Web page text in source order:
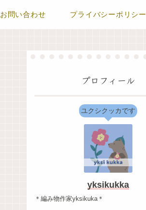
お問い合わせ プライバシーポリシー
プロフィール
ユクシクッカです
yksikukka
＊編み物作家yksikuka＊